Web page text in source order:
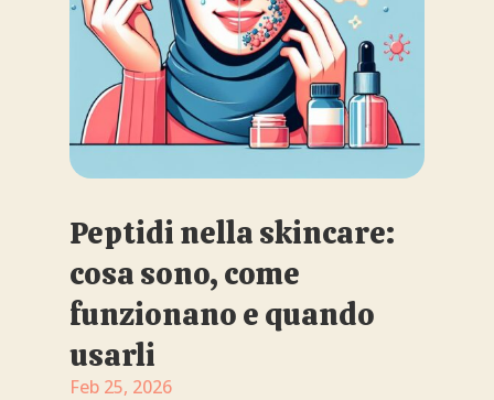
Peptidi nella skincare:
cosa sono, come
funzionano e quando
usarli
Feb 25, 2026